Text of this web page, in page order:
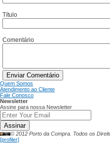
Título
Comentário
Enviar Comentário
Quem Somos
Atendimento ao Cliente
Fale Conosco
Newsletter
Assine para nossa Newsletter
Assinar
© 2012 Porto da Compra. Todos os
[profiler]